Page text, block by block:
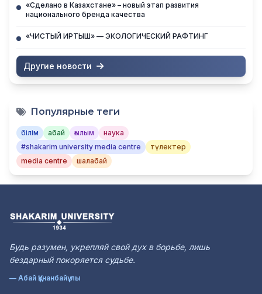
«Сделано в Казахстане» – новый этап развития
национального бренда качества
«ЧИСТЫЙ ИРТЫШ» — ЭКОЛОГИЧЕСКИЙ РАФТИНГ
Другие новости
Популярные теги
білім абай ғылым
наука
#shakarim university media centre
түлектер
media centre
шалабай
Будь разумен, укрепляй свой дух в борьбе, лишь
бездарный покоряется судьбе.
— Абай Құнанбайұлы